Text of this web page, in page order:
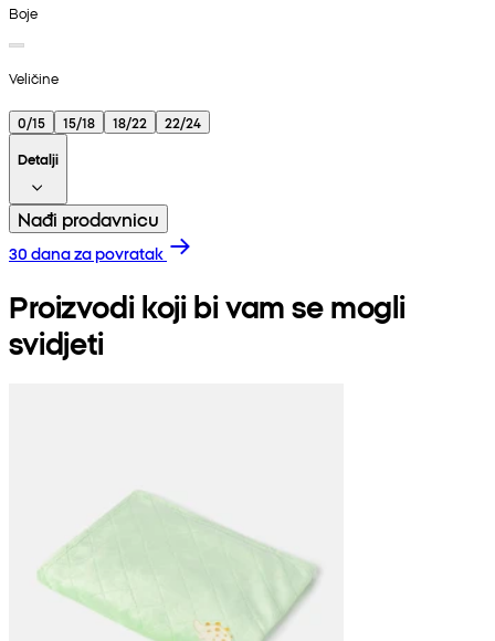
Boje
Veličine
0/15 15/18 18/22
22/24
Detalji
Nađi prodavnicu
30 dana za povratak
Proizvodi koji bi vam se mogli
svidjeti